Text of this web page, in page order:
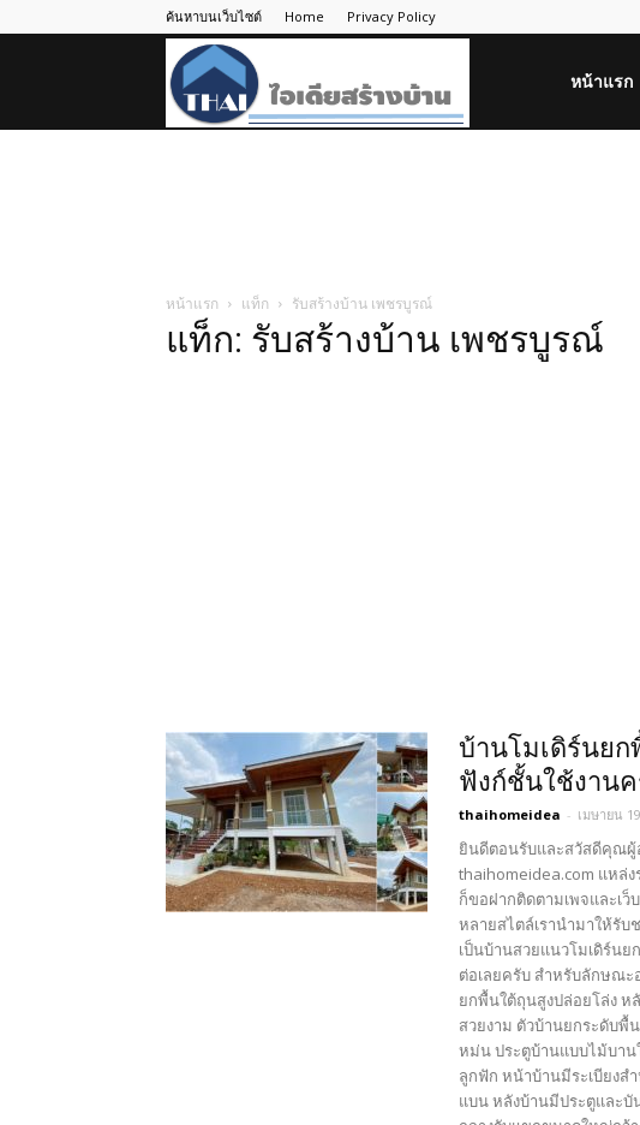
ค้นหาบนเว็บไซต์ Home Privacy Policy
หน้าแรก
หน้าแรก แท็ก รับสร้างบ้าน เพชรบูรณ์
แท็ก: รับสร้างบ้าน เพชรบูรณ์
บ้านโมเดิร์นยก
ฟังก์ชั้นใช้งาน
thaihomeidea - เมษายน
ยินดีตอนรับและสวัสดีคุณผู้
thaihomeidea.com แหล่
ก็ขอฝากติดตามเพจและเว็
หลายสไตล์เรานำมาให้รั
เป็นบ้านสวยแนวโมเดิร์น
ต่อเลยครับ สำหรับลักษณะ
ยกพื้นใต้ถุนสูงปล่อยโล่ง ห
สวยงาม ตัวบ้านยกระดับพื้
หม่น ประตูบ้านแบบไม้บาน
ลูกฟัก หน้าบ้านมีระเบียงส
แบน หลังบ้านมีประตูและบั